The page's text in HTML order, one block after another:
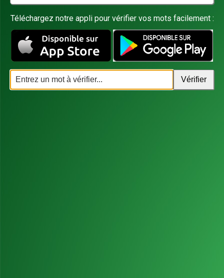
Téléchargez notre appli pour vérifier vos mots facilement :